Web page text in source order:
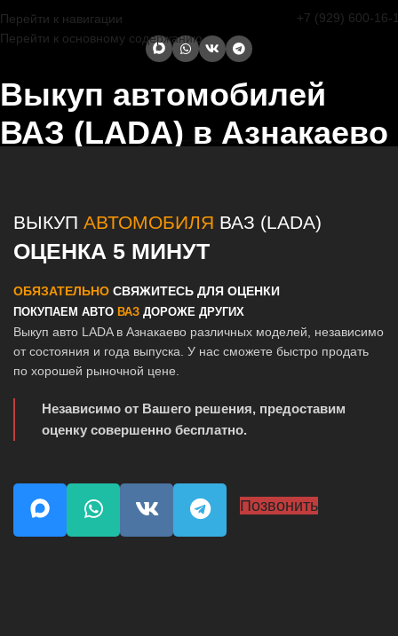
Перейти к навигации
Перейти к основному содержанию
+7 (929) 600-16-
Выкуп автомобилей
ВАЗ (LADA) в Азнакаево
ВЫКУП АВТОМОБИЛЯ ВАЗ (LADA)
ОЦЕНКА 5 МИНУТ
ОБЯЗАТЕЛЬНО СВЯЖИТЕСЬ ДЛЯ ОЦЕНКИ
ПОКУПАЕМ АВТО ВАЗ ДОРОЖЕ ДРУГИХ
Выкуп авто LADA в Азнакаево различных моделей, независимо
от состояния и года выпуска. У нас сможете быстро продать
по хорошей рыночной цене.
Независимо от Вашего решения, предоставим
оценку совершенно бесплатно.
Позвонить